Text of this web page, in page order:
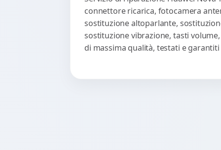
connettore ricarica, fotocamera
sostituzione altoparlante,
sostituzione vibrazione, tasti
di massima qualità, testati e